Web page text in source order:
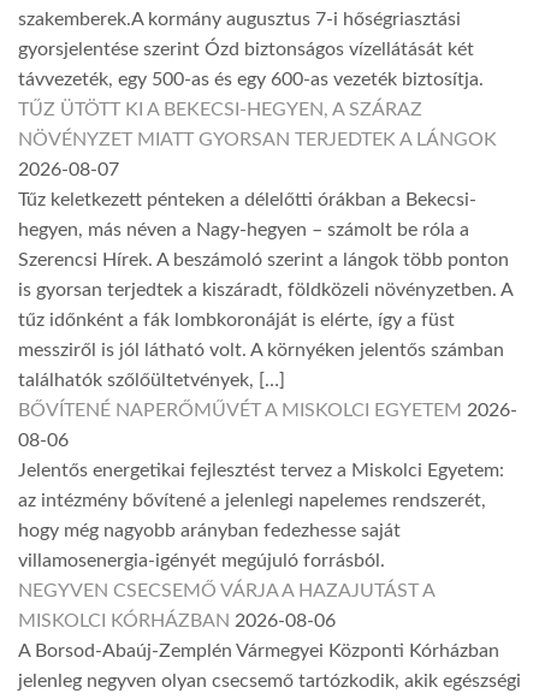
szakemberek.A kormány augusztus 7-i hőségriasztási
gyorsjelentése szerint Ózd biztonságos vízellátását két
távvezeték, egy 500-as és egy 600-as vezeték biztosítja.
TŰZ ÜTÖTT KI A BEKECSI-HEGYEN, A SZÁRAZ
NÖVÉNYZET MIATT GYORSAN TERJEDTEK A LÁNGOK
2026-08-07
Tűz keletkezett pénteken a délelőtti órákban a Bekecsi-
hegyen, más néven a Nagy-hegyen – számolt be róla a
Szerencsi Hírek. A beszámoló szerint a lángok több ponton
is gyorsan terjedtek a kiszáradt, földközeli növényzetben. A
tűz időnként a fák lombkoronáját is elérte, így a füst
messziről is jól látható volt. A környéken jelentős számban
találhatók szőlőültetvények, […]
BŐVÍTENÉ NAPERŐMŰVÉT A MISKOLCI EGYETEM 2026-
08-06
Jelentős energetikai fejlesztést tervez a Miskolci Egyetem:
az intézmény bővítené a jelenlegi napelemes rendszerét,
hogy még nagyobb arányban fedezhesse saját
villamosenergia-igényét megújuló forrásból.
NEGYVEN CSECSEMŐ VÁRJA A HAZAJUTÁST A
MISKOLCI KÓRHÁZBAN 2026-08-06
A Borsod-Abaúj-Zemplén Vármegyei Központi Kórházban
jelenleg negyven olyan csecsemő tartózkodik, akik egészségi